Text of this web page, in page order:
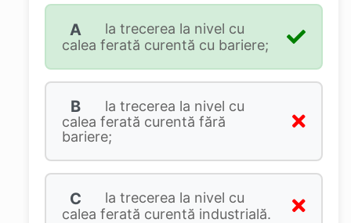
A
la trecerea la nivel cu
calea ferată curentă cu bariere;
B
la trecerea la nivel cu
calea ferată curentă fără
bariere;
C
la trecerea la nivel cu
calea ferată curentă industrială.